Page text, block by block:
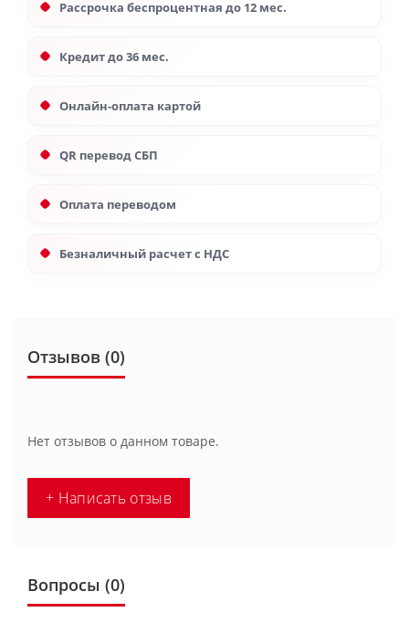
Рассрочка беспроцентная до 12 мес.
Кредит до 36 мес.
Онлайн-оплата картой
QR перевод СБП
Оплата переводом
Безналичный расчет с НДС
Отзывов (0)
Нет отзывов о данном товаре.
+ Написать отзыв
Вопросы (0)